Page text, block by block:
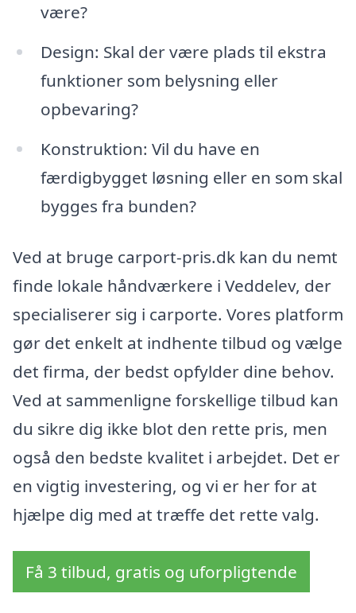
være?
Design: Skal der være plads til ekstra
funktioner som belysning eller
opbevaring?
Konstruktion: Vil du have en
færdigbygget løsning eller en som skal
bygges fra bunden?
Ved at bruge carport-pris.dk kan du nemt
finde lokale håndværkere i Veddelev, der
specialiserer sig i carporte. Vores platform
gør det enkelt at indhente tilbud og vælge
det firma, der bedst opfylder dine behov.
Ved at sammenligne forskellige tilbud kan
du sikre dig ikke blot den rette pris, men
også den bedste kvalitet i arbejdet. Det er
en vigtig investering, og vi er her for at
hjælpe dig med at træffe det rette valg.
Få 3 tilbud, gratis og uforpligtende